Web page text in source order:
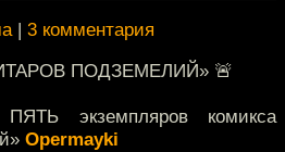
| 3 комментария
ПОДЗЕМЕЛИЙ» 🚨
экземпляров комикса
Opermayki